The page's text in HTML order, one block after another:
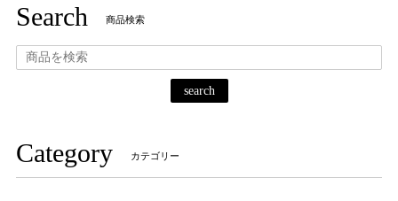
Search 商品検索
search
Category カテゴリー